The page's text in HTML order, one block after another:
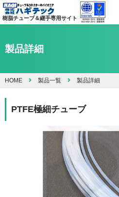
樹脂チューブ＆継手専用サイト
製品詳細
HOME 製品一覧 製品詳細
PTFE極細チューブ